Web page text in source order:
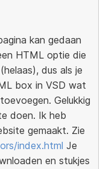
kan gedaan
HTML optie die
dus als je
box in VSD wat
Gelukkig
doen. Ik heb
gemaakt. Zie
index.html Je
en stukjes